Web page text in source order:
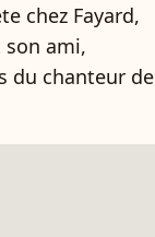
chez Fayard,
ami,
du chanteur de